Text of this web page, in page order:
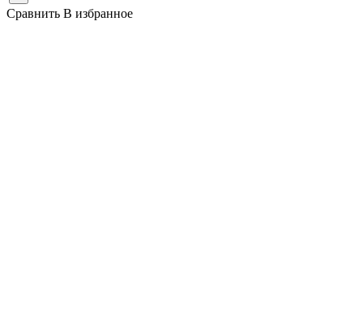
Сравнить В избранное